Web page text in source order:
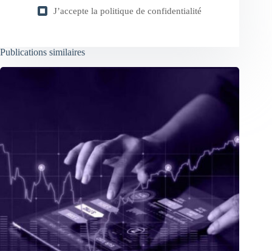
J’accepte la politique de confidentialité
Publications similaires